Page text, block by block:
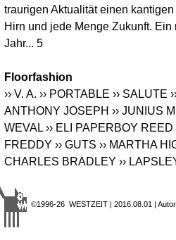
traurigen Aktualität einen
Hirn und jede Menge Zukunft.
Jahr... 5
Floorfashion
›› V. A. ›› PORTABLE ›› SALUTE
ANTHONY JOSEPH ›› JUNIUS
WEVAL ›› ELI PAPERBOY REED
FREDDY ›› GUTS ›› MARTHA
CHARLES BRADLEY ››
©1996-26 WESTZEIT | 2016.08.01 |